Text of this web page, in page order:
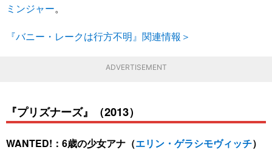
ミンジャー。
『バニー・レークは行方不明』関連情報＞
ADVERTISEMENT
『プリズナーズ』（2013）
WANTED!：6歳の少女アナ（エリン・ゲラシモヴィッチ）